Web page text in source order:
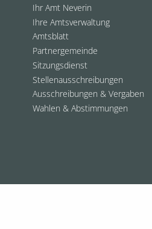
Ihr Amt Neverin
Ihre Amtsverwaltung
Amtsblatt
Partnergemeinde
Sitzungsdienst
Stellenausschreibungen
Ausschreibungen & Vergaben
Wahlen & Abstimmungen